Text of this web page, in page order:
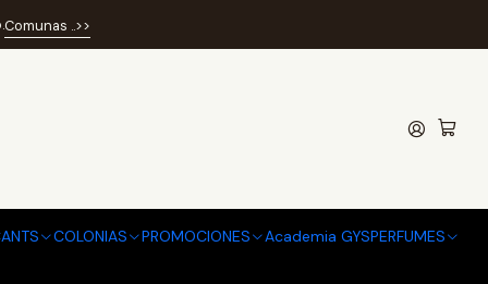
COLONIAS PROMOCIONES Academia GYSPERFUMES
Comunas ..>>
100ML